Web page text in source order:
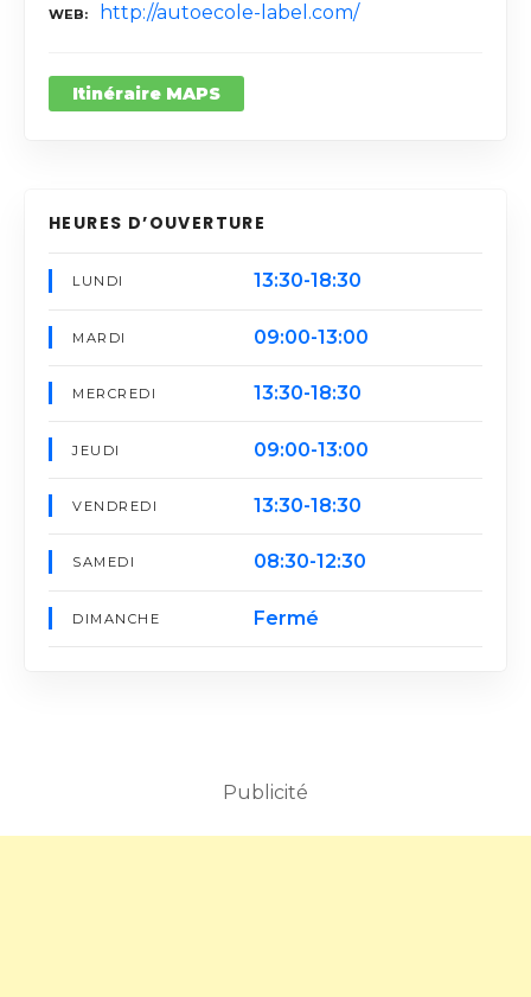
WEB http://autoecole-label.com/
Itinéraire MAPS
HEURES D’OUVERTURE
LUNDI 13:30-18:30
MARDI 09:00-13:00
MERCREDI 13:30-18:30
JEUDI 09:00-13:00
VENDREDI 13:30-18:30
SAMEDI 08:30-12:30
DIMANCHE Fermé
Publicité